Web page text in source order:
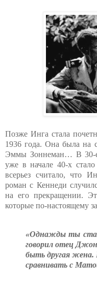
Позже Инга стала
1936 года. Она была на
Эммы Зоннеман… В 30-е
уже в начале 40-х
всерьез считало, что
роман с Кеннеди
на его прекращении.
которые по-настоящему
«Однажды ты
говорил отец
быть другая жена.
сравнивать с